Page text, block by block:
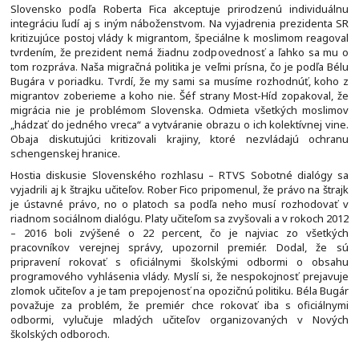
Slovensko podľa Roberta Fica akceptuje prirodzenú individuálnu
integráciu ľudí aj s iným náboženstvom. Na vyjadrenia prezidenta SR
kritizujúce postoj vlády k migrantom, špeciálne k moslimom reagoval
tvrdením, že prezident nemá žiadnu zodpovednosť a ľahko sa mu o
tom rozpráva. Naša migračná politika je veľmi prísna, čo je podľa Bélu
Bugára v poriadku. Tvrdí, že my sami sa musíme rozhodnúť, koho z
migrantov zoberieme a koho nie. Šéf strany Most-Híd zopakoval, že
migrácia nie je problémom Slovenska. Odmieta všetkých moslimov
„hádzať do jedného vreca“ a vytváranie obrazu o ich kolektívnej vine.
Obaja diskutujúci kritizovali krajiny, ktoré nezvládajú ochranu
schengenskej hranice.
Hostia diskusie Slovenského rozhlasu – RTVS Sobotné dialógy sa
vyjadrili aj k štrajku učiteľov. Rober Fico pripomenul, že právo na štrajk
je ústavné právo, no o platoch sa podľa neho musí rozhodovať v
riadnom sociálnom dialógu. Platy učiteľom sa zvyšovali a v rokoch 2012
– 2016 boli zvýšené o 22 percent, čo je najviac zo všetkých
pracovníkov verejnej správy, upozornil premiér. Dodal, že sú
pripravení rokovať s oficiálnymi školskými odbormi o obsahu
programového vyhlásenia vlády. Myslí si, že nespokojnosť prejavuje
zlomok učiteľov a je tam prepojenosť na opozičnú politiku. Béla Bugár
považuje za problém, že premiér chce rokovať iba s oficiálnymi
odbormi, vylučuje mladých učiteľov organizovaných v Nových
školských odboroch.